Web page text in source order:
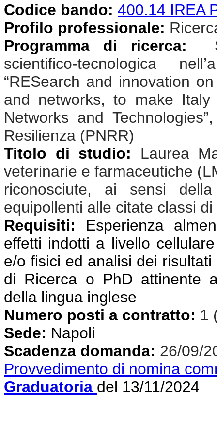
Codice bando: 400.14 IREA
Profilo professionale:
Programma di ricerca:
scientifico-tecnologica
“RESearch and innovation
and networks, to make Italy
Networks and
Resilienza (PNRR)
Titolo di studio:
Laurea
veterinarie e farmaceutiche
riconosciute, ai sensi
equipollenti alle citate classi
Requisiti: Esperienza
effetti indotti a livello
e/o fisici ed analisi dei
di Ricerca o PhD attinente
della lingua inglese
Numero posti a contratto: 1
Sede: Napoli
Scadenza domanda: 26/09/
Provvedimento di nomina
Graduatoria del 13/11/2024